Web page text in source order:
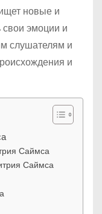
новые и
эмоции и
слушателям и
и
Саймса
Саймса